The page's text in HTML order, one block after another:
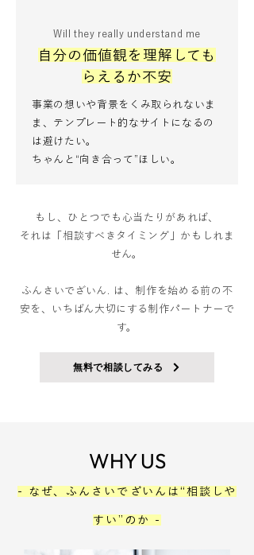
Will they really understand me
自分の価値観を理解しても
らえるか不安
事業の想いや背景をくみ取られないま
ま、テンプレート的なサイトになるの
は避けたい。
ちゃんと“向き合って”ほしい。
もし、ひとつでも心当たりがあれば、
それは「相談すべきタイミング」かもしれま
せん。
ふんさいでざいん. は、制作を始める前の不
安を、いちばん大切にする制作パートナーで
す。
無料で相談してみる
WHY US
- なぜ、ふんさいでざいんは“相談しや
すい”のか -